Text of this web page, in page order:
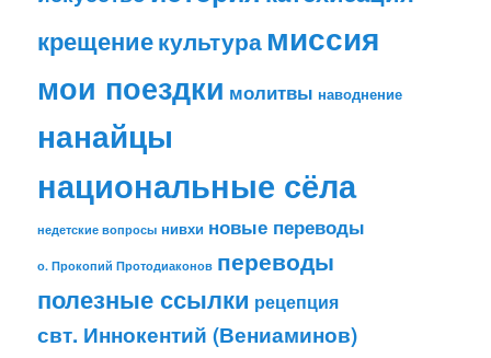
крещениекультура миссия
мои поездки молитвы наводнение
нанайцы
национальные сёла
недетские вопросы нивхи новые переводы
о. Прокопий Протодиаконов переводы
полезные ссылки рецепция
свт. Иннокентий (Вениаминов)